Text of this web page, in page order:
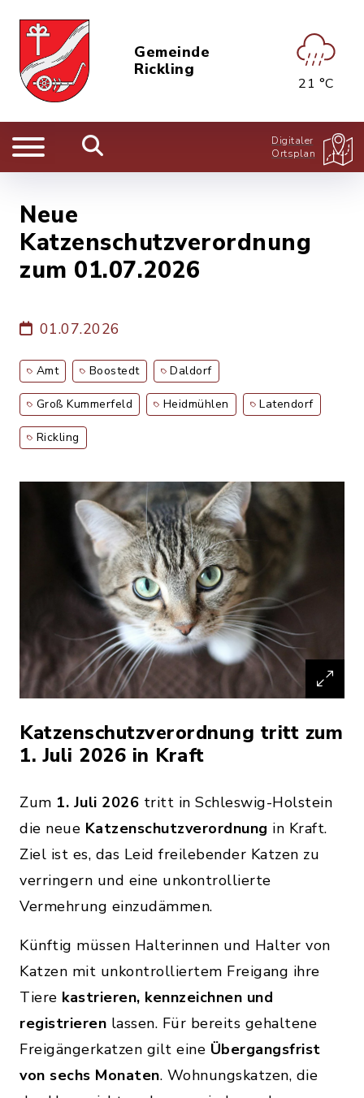
Gemeinde
Rickling
21 °C
Digitaler
Ortsplan
Neue
Katzenschutzverordnung
zum 01.07.2026
01.07.2026
Amt Boostedt Daldorf
Groß Kummerfeld Heidmühlen Latendorf
Rickling
Katzenschutzverordnung tritt zum
1. Juli 2026 in Kraft
Zum 1. Juli 2026 tritt in Schleswig-Holstein
die neue Katzenschutzverordnung in Kraft.
Ziel ist es, das Leid freilebender Katzen zu
verringern und eine unkontrollierte
Vermehrung einzudämmen.
Künftig müssen Halterinnen und Halter von
Katzen mit unkontrolliertem Freigang ihre
Tiere kastrieren, kennzeichnen und
registrieren lassen. Für bereits gehaltene
Freigängerkatzen gilt eine Übergangsfrist
von sechs Monaten. Wohnungskatzen, die